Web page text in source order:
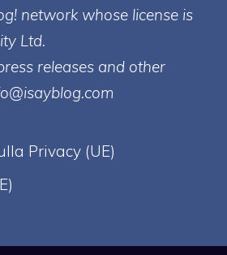
network whose license is
Ltd.
releases and other
Privacy (UE)